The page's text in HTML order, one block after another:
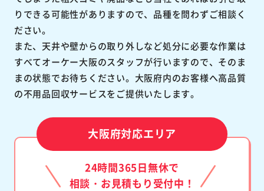
りできる可能性がありますので、品種を問わずご相談く
ださい。
また、天井や壁からの取り外しなど処分に必要な作業は
すべてオーケー大阪のスタッフが行いますので、そのま
まの状態でお待ちください。大阪府内のお客様へ高品質
の不用品回収サービスをご提供いたします。
大阪府対応エリア
24時間365日無休で
相談・お見積もり受付中！